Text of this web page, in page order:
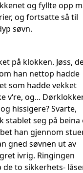
og fyllte opp
og fortsatte så til
søvn.
på klokken. Jøss,
han nettop hadde
som hadde vekket
v‘re, og...
hissigere? Svarte,
stablet seg på beina
han gjennom
gned søvnen ut av
ivrig. Ringingen
to sikkerhets-